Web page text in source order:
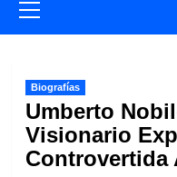
primario
Biografías
Umberto
Visionario
Controvertida